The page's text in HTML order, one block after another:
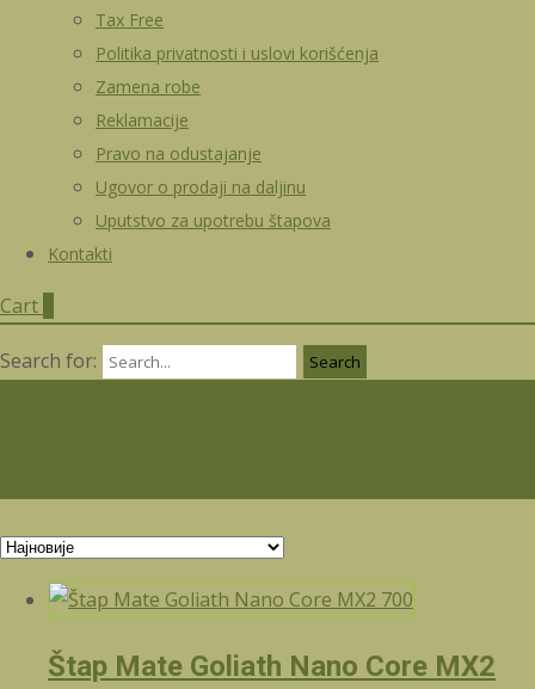
Tax Free
Politika privatnosti i uslovi korišćenja
Zamena robe
Reklamacije
Pravo na odustajanje
Ugovor o prodaji na daljinu
Uputstvo za upotrebu štapova
Kontakti
Cart
Search for:
Štap Mate Goliath Nano Core MX2